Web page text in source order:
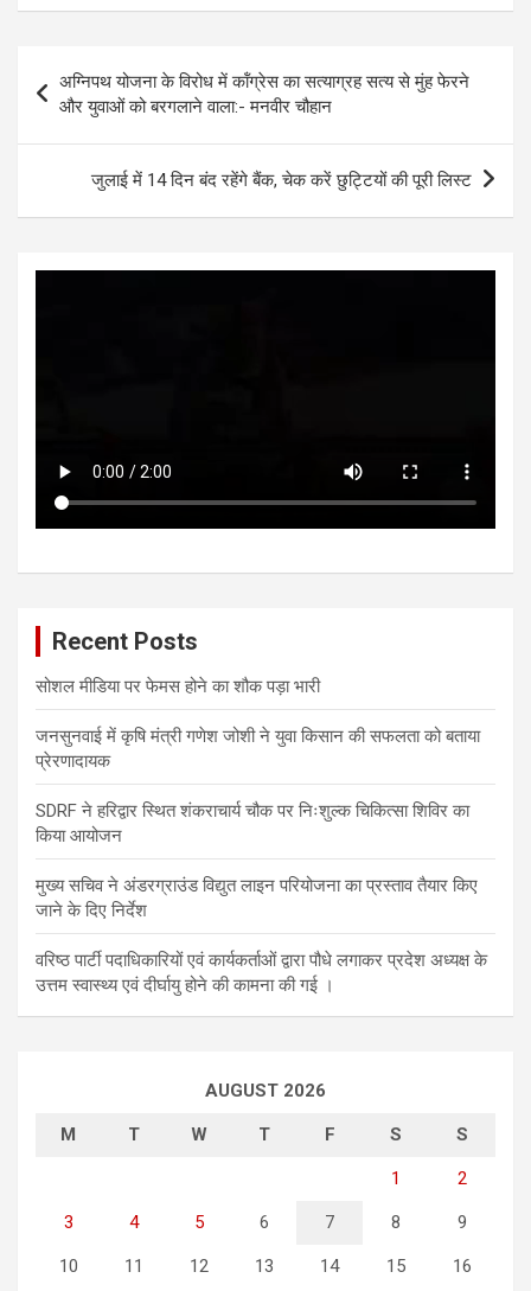
at
s
A
p
p
ce
b
o
o
k
tt
er
se
n
g
er
ke
n
ar
Post
navigation
अग्निपथ योजना के विरोध में कॉंग्रेस का सत्याग्रह सत्य से मुंह फेरने
और युवाओं को बरगलाने वाला:- मनवीर चौहान
जुलाई में 14 दिन बंद रहेंगे बैंक, चेक करें छुट्टियों की पूरी लिस्ट
Recent Posts
सोशल मीडिया पर फेमस होने का शौक पड़ा भारी
जनसुनवाई में कृषि मंत्री गणेश जोशी ने युवा किसान की सफलता को बताया
प्रेरणादायक
SDRF ने हरिद्वार स्थित शंकराचार्य चौक पर निःशुल्क चिकित्सा शिविर का
किया आयोजन
मुख्य सचिव ने अंडरग्राउंड विद्युत लाइन परियोजना का प्रस्ताव तैयार किए
जाने के दिए निर्देश
वरिष्ठ पार्टी पदाधिकारियों एवं कार्यकर्ताओं द्वारा पौधे लगाकर प्रदेश अध्यक्ष के
उत्तम स्वास्थ्य एवं दीर्घायु होने की कामना की गई ।
AUGUST 2026
M T W T F S S
1 2
3 4 5 6 7 8 9
10 11 12 13 14 15 16